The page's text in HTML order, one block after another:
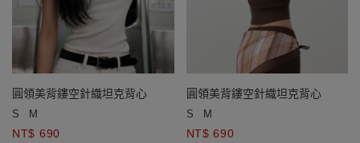
圓領美背鏤空針織坦克背心
S M
NT$ 690
圓領美背鏤空針織坦克背心
S M
NT$ 690